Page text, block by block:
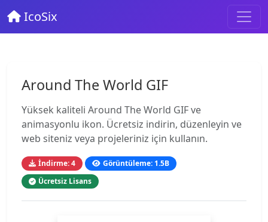
IcoSix
Around The World GIF
Yüksek kaliteli Around The World GIF ve
animasyonlu ikon. Ücretsiz indirin, düzenleyin ve
web siteniz veya projeleriniz için kullanın.
İndirme: 4
Görüntüleme: 1.5B
Ücretsiz Lisans